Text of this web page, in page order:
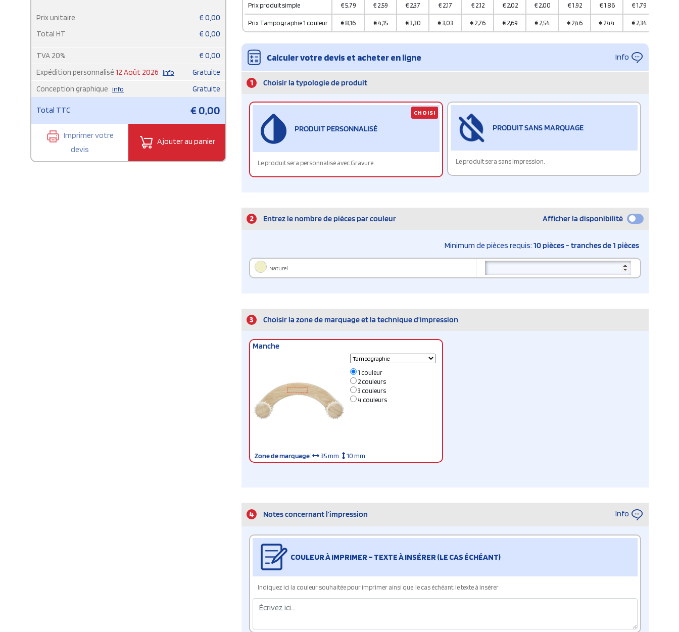
Prix unitaire € 0,00
Total HT
€ 0,00
TVA 20% € 0,00
Expédition personnalisé 12 Août 2026 info
Gratuite
Conception graphique info Gratuite
Total TTC €0,00
Imprimer votre
devis
Ajouter au panier
Prix produit simple €5,79 € 2,59 € 2,37 € 2,17 € 2,12 € 2,02 € 2,00 €1,92 €1,86 €1,79
Prix Tampographie 1 couleur € 8,16 € 4,15 €3,30 €3,03 € 2,76 € 2,69 € 2,54 € 2,46 € 2,44 € 2,34
Calculer votre devis et acheter en ligne Info
1 Choisir la typologie de produit
PRODUIT PERSONNALISÉ
Le produit sera personnalisé avec Gravure
CHOISI
PRODUIT SANS MARQUAGE
Le produit sera sans impression.
2 Entrez le nombre de pièces par couleur Afficher la disponibilité
Minimum de pièces requis: 10 pièces - tranches de 1 pièces
Naturel
3 Choisir la zone de marquage et la technique d'impression
Manche
1 couleur
2 couleurs
3 couleurs
4 couleurs
Zone de marquage: 35 mm 10 mm
4 Notes concernant l’impression Info
COULEUR À IMPRIMER – TEXTE À INSÉRER (LE CAS ÉCHÉANT)
Indiquez ici la couleur souhaitée pour imprimer ainsi que, le cas échéant, le texte à insérer